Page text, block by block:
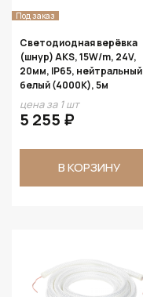
Под заказ
Светодиодная верёвка
(шнур) AKS, 15W/m, 24V,
20мм, IP65, нейтральный
белый (4000K), 5м
цена за 1 шт
5 255 ₽
В КОРЗИНУ